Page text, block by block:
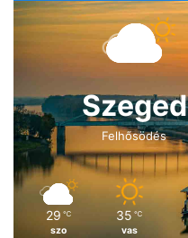
Szeged
Felhősödés
29 ℃
szo
35 ℃
vas